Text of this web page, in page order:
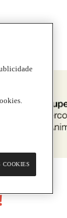
COOKIES